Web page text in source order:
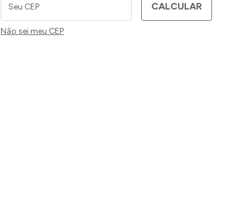
CALCULAR
Não sei meu CEP